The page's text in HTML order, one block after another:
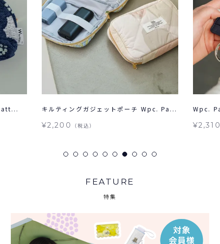
キルティングガジェットポーチ Wpc. Pa...
¥2,200 （税込）
Wpc.
FEATURE
特集